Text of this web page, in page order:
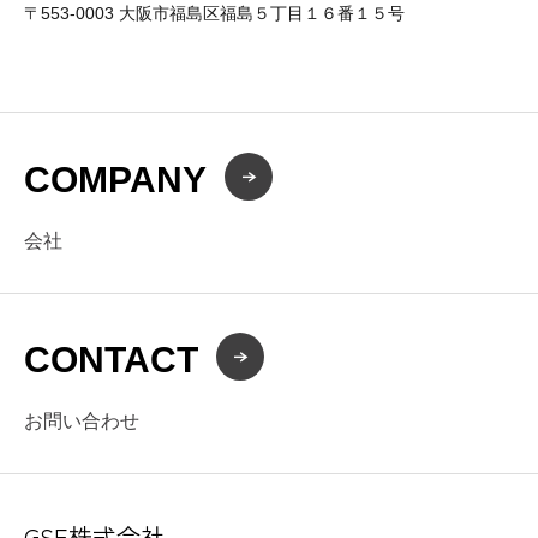
〒553-0003 大阪市福島区福島５丁目１６番１５号
COMPANY
会社
CONTACT
お問い合わせ